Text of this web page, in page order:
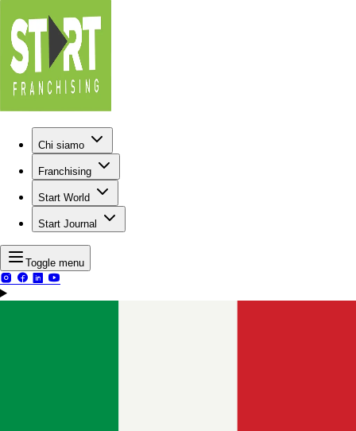
Chi siamo
Franchising
Start World
Start Journal
Toggle menu